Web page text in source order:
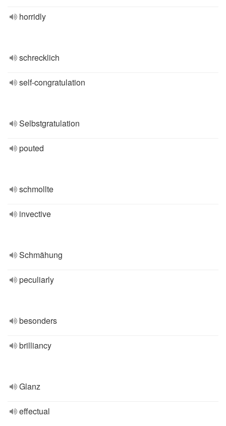
horridly
schrecklich
self-congratulation
Selbstgratulation
pouted
schmollte
invective
Schmähung
peculiarly
besonders
brilliancy
Glanz
effectual